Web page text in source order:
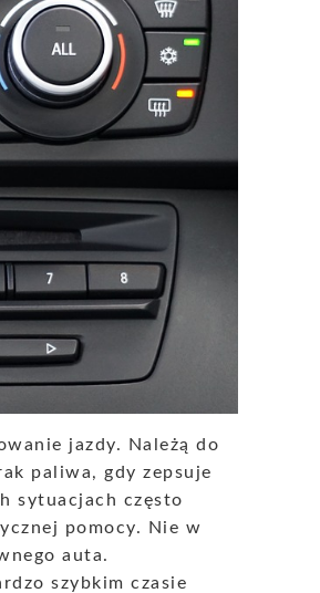
jazdy. Należą do
paliwa, gdy zepsuje
sytuacjach często
pomocy. Nie w
auta.
szybkim czasie